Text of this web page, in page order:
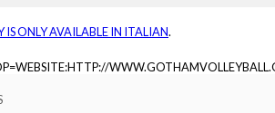
IS ONLY AVAILABLE IN ITALIAN.